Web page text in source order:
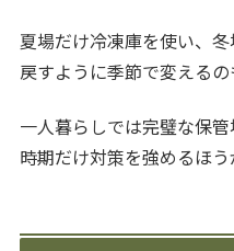
夏場だけ冷凍庫を使い、
戻すように季節で変えるの
一人暮らしでは完璧な保
時期だけ対策を強めるほう